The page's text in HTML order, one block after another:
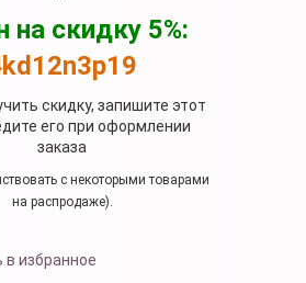
на скидку 5%:
скидку, запишите этот
его при оформлении
заказа
с некоторыми товарами
на распродаже).
избранное